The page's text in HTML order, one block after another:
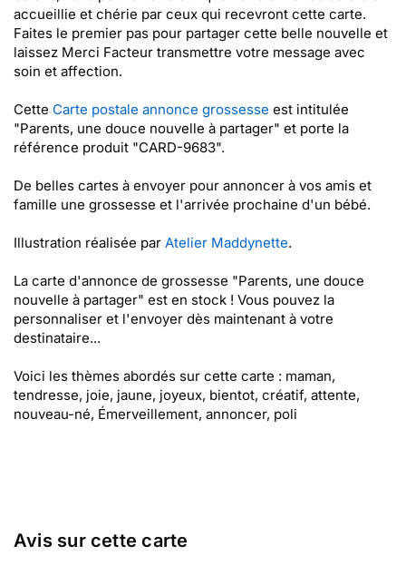
accueillie et chérie par ceux qui recevront cette carte.
Faites le premier pas pour partager cette belle nouvelle et
laissez Merci Facteur transmettre votre message avec
soin et affection.
Cette Carte postale annonce grossesse est intitulée
"Parents, une douce nouvelle à partager" et porte la
référence produit "CARD-9683".
De belles cartes à envoyer pour annoncer à vos amis et
famille une grossesse et l'arrivée prochaine d'un bébé.
Illustration réalisée par Atelier Maddynette.
La carte d'annonce de grossesse "Parents, une douce
nouvelle à partager" est en stock ! Vous pouvez la
personnaliser et l'envoyer dès maintenant à votre
destinataire...
Voici les thèmes abordés sur cette carte : maman,
tendresse, joie, jaune, joyeux, bientot, créatif, attente,
nouveau-né, Émerveillement, annoncer, poli
Avis sur cette carte